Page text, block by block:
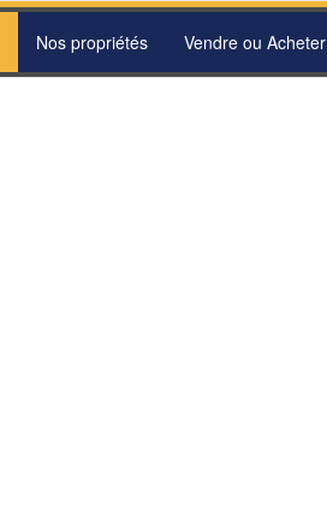
Nos propriétés Vendre ou Acheter